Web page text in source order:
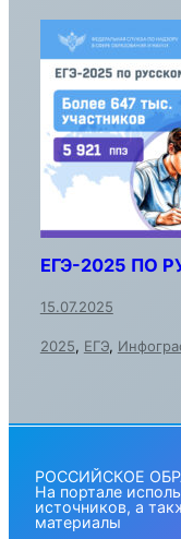
ЕГЭ-2025 ПО
15.07.2025
2025, ЕГЭ,
РОССИЙСКОЕ
На портале
источников, а
материалы